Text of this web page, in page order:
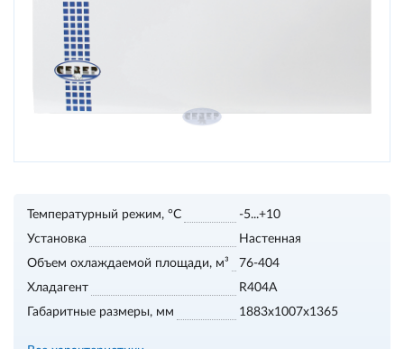
Температурный режим, °С
-5...+10
Установка
Настенная
Объем охлаждаемой площади, м³
76-404
Хладагент
R404A
Габаритные размеры, мм
1883х1007х1365